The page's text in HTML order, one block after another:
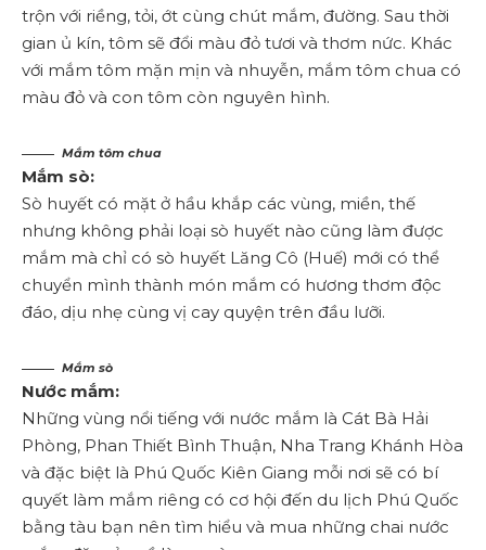
trộn với riềng, tỏi, ớt cùng chút mắm, đường. Sau thời
gian ủ kín, tôm sẽ đổi màu đỏ tươi và thơm nức. Khác
với mắm tôm mặn mịn và nhuyễn, mắm tôm chua có
màu đỏ và con tôm còn nguyên hình.
Mắm tôm chua
Mắm sò:
Sò huyết có mặt ở hầu khắp các vùng, miền, thế
nhưng không phải loại sò huyết nào cũng làm được
mắm mà chỉ có sò huyết Lăng Cô (Huế) mới có thể
chuyển mình thành món mắm có hương thơm độc
đáo, dịu nhẹ cùng vị cay quyện trên đầu lưỡi.
Mắm sò
Nước mắm:
Những vùng nổi tiếng với nước mắm là Cát Bà Hải
Phòng, Phan Thiết Bình Thuận, Nha Trang Khánh Hòa
và đặc biệt là Phú Quốc Kiên Giang mỗi nơi sẽ có bí
quyết làm mắm riêng có cơ hội đến du lịch Phú Quốc
bằng tàu bạn nên tìm hiểu và mua những chai nước